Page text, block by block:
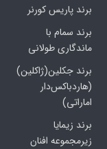
برند پاریس کورنر
برند سمام با
ماندگاری طولانی
برند جکلین(ژاکلین)
(هاردباکس‌دار
اماراتی)
برند زیمایا
زیرمجموعه افنان